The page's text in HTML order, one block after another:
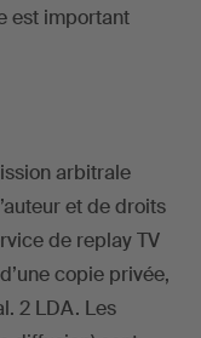
est important
arbitrale
et de droits
de replay TV
copie privée,
2 LDA. Les